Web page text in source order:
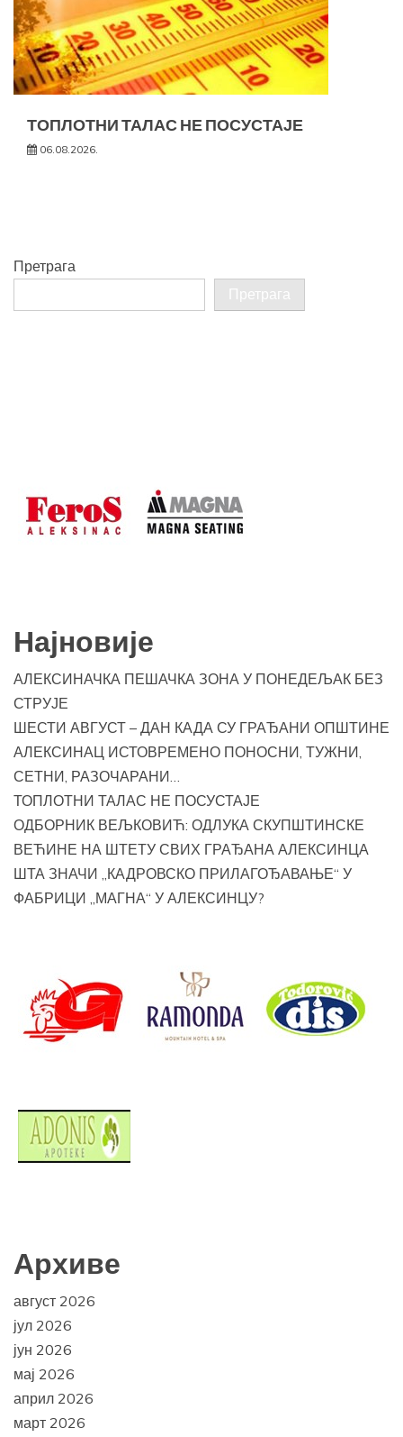
ТОПЛОТНИ ТАЛАС НЕ ПОСУСТАЈЕ
06.08.2026.
Претрага
Претрага
Најновије
АЛЕКСИНАЧКА ПЕШАЧКА ЗОНА У ПОНЕДЕЉАК БЕЗ
СТРУЈЕ
ШЕСТИ АВГУСТ – ДАН КАДА СУ ГРАЂАНИ ОПШТИНЕ
АЛЕКСИНАЦ ИСТОВРЕМЕНО ПОНОСНИ, ТУЖНИ,
СЕТНИ, РАЗОЧАРАНИ…
ТОПЛОТНИ ТАЛАС НЕ ПОСУСТАЈЕ
ОДБОРНИК ВЕЉКОВИЋ: ОДЛУКА СКУПШТИНСКЕ
ВЕЋИНЕ НА ШТЕТУ СВИХ ГРАЂАНА АЛЕКСИНЦА
ШТА ЗНАЧИ „КАДРОВСКО ПРИЛАГОЂАВАЊЕ“ У
ФАБРИЦИ „МАГНА“ У АЛЕКСИНЦУ?
Архиве
август 2026
јул 2026
јун 2026
мај 2026
април 2026
март 2026